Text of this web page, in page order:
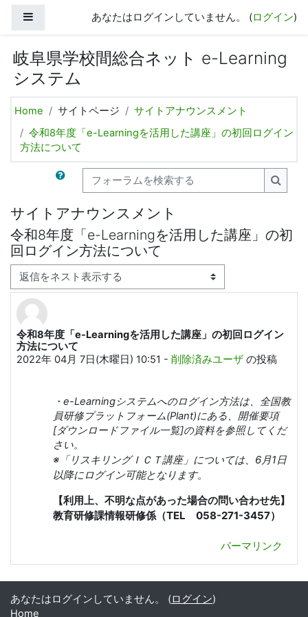
サイドパネルあなたはログインしていません。 (ログイン)
岐阜県学校間総合ネット e-Learning
システム
Home サイトページ
サイトアナウンスメント
令和8年度「e-Learningを活用した講座」の初回ログイン
方法について
フォーラムを検索する
フォ
サイトアナウンスメント
令和8年度「e-Learningを活用した講座」の初
回ログイン方法について
表示モード
令和8年度「e-Learningを活用した講座」の初回ログイン
方法について
2022年 04月 7日(木曜日) 10:51 - 削除済みユーザ の投稿
返信数: 0
・e-Learningシステムへのログイン方法は、
全国教
員研修プラットフォーム(Plant)にある、 開催要項
[ダウンロードファイル一覧]の資料を参照してくだ
さい。
※「リスキリングＩＣＴ講座」については、6月1日
以降にログイン可能となります。
【利用上、不明な点があった場合の問い合わせ先】
教育研修課情報研修係（TEL 058-271-3457）
パーマリンク
あなたはログインしていません。 (ログイン)
Home